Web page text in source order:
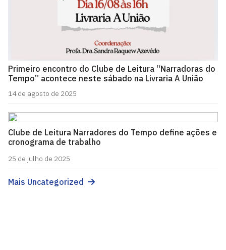
Primeiro encontro do Clube de Leitura “Narradoras do
Tempo” acontece neste sábado na Livraria A União
14 de agosto de 2025
Clube de Leitura Narradores do Tempo define ações e
cronograma de trabalho
25 de julho de 2025
Mais Uncategorized